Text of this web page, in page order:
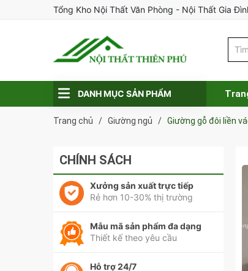
Tổng Kho Nội Thất Văn Phòng - Nội Thất Gia
DANH MỤC SẢN PHẨM
Trang chủ / Giường ngủ / Giường gỗ đôi liền
CHÍNH SÁCH
Xưởng sản xuất trực tiếp
Rẻ hơn 10-30% thị trường
Mẫu mã sản phẩm đa dạng
Thiết kế theo yêu cầu
Hỗ trợ 24/7